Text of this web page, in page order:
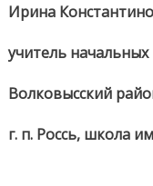
Ирина
учитель начальных
Волковысский
г. п. Россь, школа